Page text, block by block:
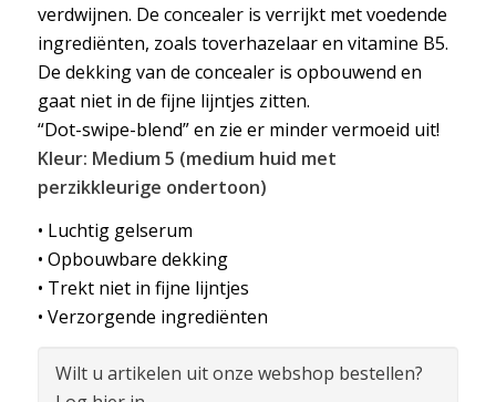
verdwijnen. De concealer is verrijkt met voedende
ingrediënten, zoals toverhazelaar en vitamine B5.
De dekking van de concealer is opbouwend en
gaat niet in de fijne lijntjes zitten.
“Dot-swipe-blend” en zie er minder vermoeid uit!
Kleur: Medium 5 (medium huid met
perzikkleurige ondertoon)
• Luchtig gelserum
• Opbouwbare dekking
• Trekt niet in fijne lijntjes
• Verzorgende ingrediënten
Wilt u artikelen uit onze webshop bestellen?